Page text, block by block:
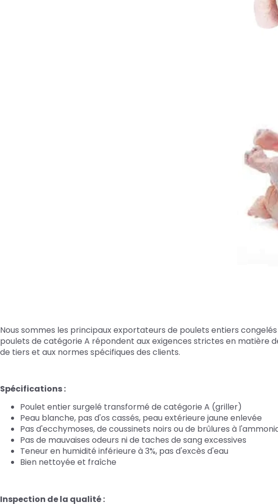
Nous sommes les principaux exportateurs de poulets entiers
poulets de catégorie A répondent aux exigences strictes en matière
de tiers et aux normes spécifiques des clients.
Spécifications :
Poulet entier surgelé transformé de catégorie A (griller)
Peau blanche, pas d'os cassés, peau extérieure jaune enlevée
Pas d'ecchymoses, de coussinets noirs ou de brûlures à
Pas de mauvaises odeurs ni de taches de sang excessives
Teneur en humidité inférieure à 3%, pas d'excès d'eau
Bien nettoyée et fraîche
Inspection de la qualité :